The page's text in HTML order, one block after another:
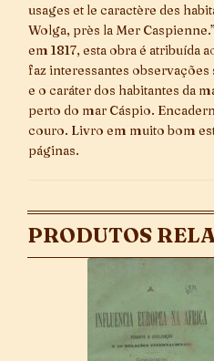
usages et le caractère des
Wolga, près la Mer
em 1817, esta obra é atribuída
faz interessantes
e o caráter dos habitantes da
perto do mar Cáspio.
couro. Livro em muito bom
páginas.
PRODUTOS